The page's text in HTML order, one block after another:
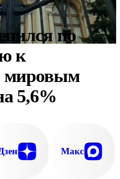
по
к
мировым
5,6%
Макс